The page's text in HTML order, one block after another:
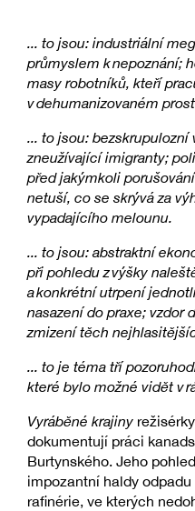
... to jsou: industriální
průmyslem k nepoznání;
masy robotníků, kteří
v dehumanizovaném
... to jsou:
zneužívající imigranty;
před jakýmkoli
netuší, co se skrývá za
vypadajícího melounu.
... to jsou: abstraktní
při pohledu z výšky
a konkrétní utrpení
nasazení do praxe; vzdor
zmizení těch
... to je téma tří
které bylo možné vidět v
Vyráběné krajiny
dokumentují práci
Burtynského. Jeho
impozantní haldy
rafinérie, ve kterých